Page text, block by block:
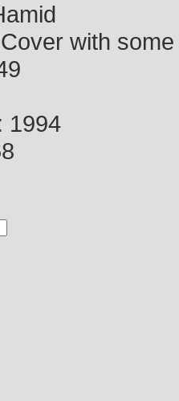
Cover with
1994